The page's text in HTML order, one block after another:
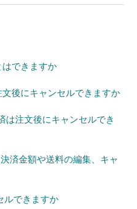
できますか
後にキャンセルできますか
は注文後にキャンセルでき
済金額や送料の編集、キャ
ルできますか